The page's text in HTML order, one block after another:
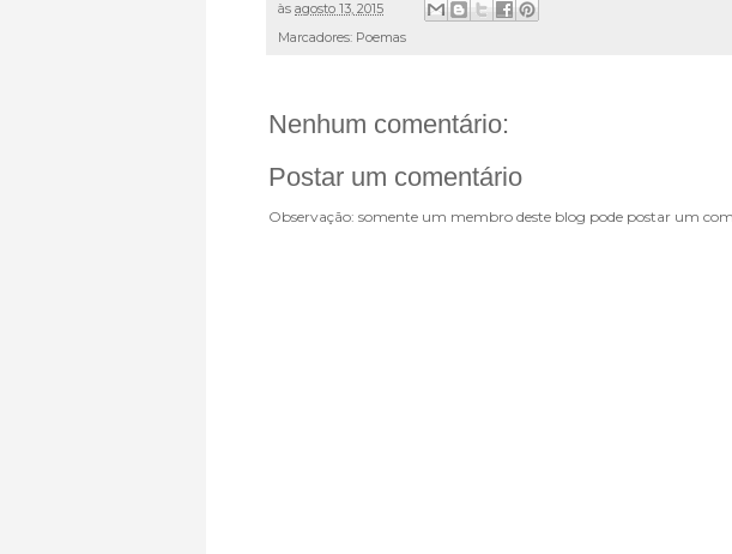
às agosto 13, 2015
Marcadores: Poemas
Nenhum comentário:
Postar um comentário
Observação: somente um membro deste blog pode postar um